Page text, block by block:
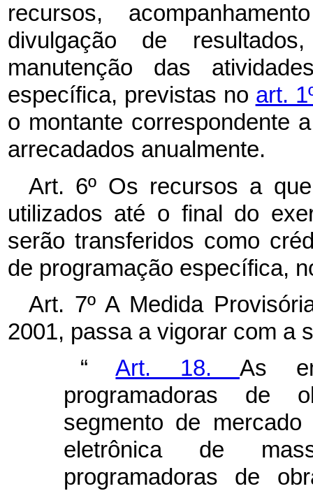
recursos,
divulgação de
manutenção das
específica, previstas no art.
o montante correspondente
arrecadados anualmente.
Art. 6º Os recursos a
utilizados até o final do
serão transferidos como
de programação específica,
Art. 7º A Medida
2001, passa a vigorar com a
“Art. 18. As
programadoras de
segmento de
eletrônica de
programadoras de